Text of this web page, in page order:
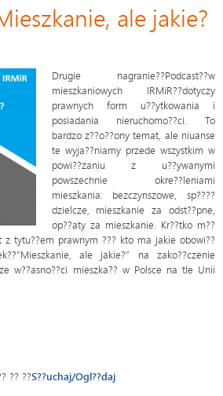
ale jakie?
Drugie nagranie??Podcast??w
mieszkaniowych IRMiR??dotyczy
prawnych form u??ytkowania i
posiadania nieruchomo??ci. To
bardzo z??o??ony temat, ale niuanse
te wyja??niamy przede wszystkim w
powi??zaniu z u??ywanymi
powszechnie okre??leniami
mieszkania: bezczynszowe, sp????
dzielcze, mieszkanie za odst??pne,
op??aty za mieszkanie. Kr??tko m??
z tytu??em prawnym ??? kto ma jakie obowi??
ale jakie?” na zako??czenie
w??asno??ci mieszka?? w Polsce na tle Unii
?? ??S??uchaj/Ogl??daj